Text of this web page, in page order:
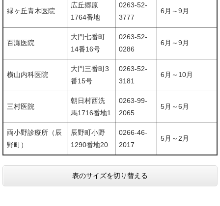
緑ヶ丘青木医院
広丘郷原
1764番地
0263-52-
3777
6月～9月
百瀬医院
大門七番町
14番16号
0263-52-
0286
6月～9月
横山内科医院
大門三番町3
番15号
0263-52-
3181
6月～10月
三村医院
朝日村西洗
馬1716番地1
0263-99-
2065
5月～6月
両小野診療所（辰
野町）
辰野町小野
1290番地20
0266-46-
2017
5月～2月
表のサイズを切り替える